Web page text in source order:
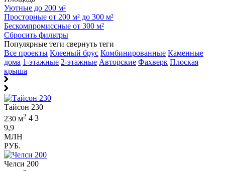
Уютные до 200 м²
Просторные от 200 м² до 300 м²
Бескомпромиссные от 300 м²
Сбросить фильтры
Популярные теги свернуть теги
Все проекты Клееный брус Комбинированные Каменные
дома 1-этажные 2-этажные Авторские Фахверк Плоская
крыша
Тайсон 230
230 м2 4 3
9,9
МЛН
РУБ.
Челси 200